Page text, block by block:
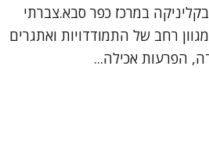
במרכז כפר סבא.צברתי
רחב של התמודדויות ואתגרים
הפרעות אכילה...